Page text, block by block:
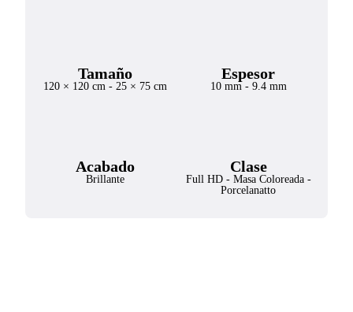
Tamaño
120 × 120 cm- 25 × 75 cm
Espesor
10 mm- 9.4 mm
Acabado
Brillante
Clase
Full HD- Masa Coloreada-
Porcelanatto